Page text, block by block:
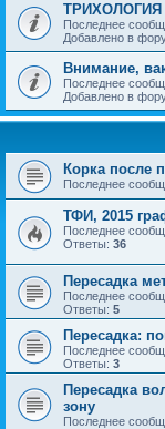
Последнее
Добавлено в
Внимание,
Последнее
Добавлено в
Корка после
Последнее
ТФИ, 2015
Последнее
Ответы: 36
Пересадка
Последнее
Ответы: 5
Пересадка:
Последнее
Ответы: 3
Пересадка
зону
Последнее